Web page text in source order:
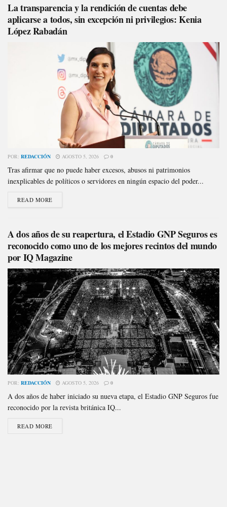
La transparencia y la rendición de cuentas debe
aplicarse a todos, sin excepción ni privilegios: Kenia
López Rabadán
POR: REDACCIÓN AGOSTO 5, 2026 0
Tras afirmar que no puede haber excesos, abusos ni patrimonios
inexplicables de políticos o servidores en ningún espacio del poder...
READ MORE
A dos años de su reapertura, el Estadio GNP Seguros es
reconocido como uno de los mejores recintos del mundo
por IQ Magazine
POR: REDACCIÓN AGOSTO 5, 2026 0
A dos años de haber iniciado su nueva etapa, el Estadio GNP Seguros fue
reconocido por la revista británica IQ...
READ MORE